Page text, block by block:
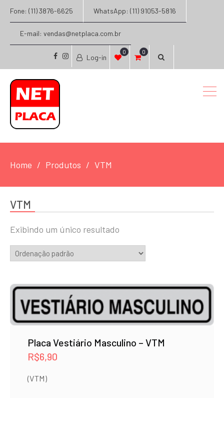
Fone: (11) 3876-6625 WhatsApp: (11) 91053-5816
E-mail: vendas@netplaca.com.br
facebook
instagram
Log-in
0 0
Home Produtos VTM
VTM
Exibindo um único resultado
Placa Vestiário Masculino – VTM
R$6,90
(VTM)